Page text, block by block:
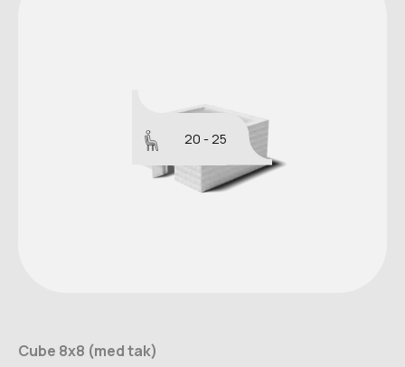
20 - 25
Cube 8x8 (med tak)